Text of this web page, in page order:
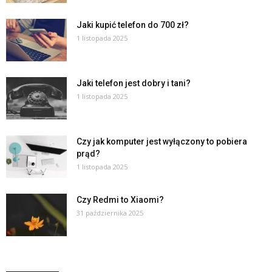
Jaki kupić telefon do 700 zł?
1 listopada 2025
Jaki telefon jest dobry i tani?
1 listopada 2025
Czy jak komputer jest wyłączony to pobiera
prąd?
1 listopada 2025
Czy Redmi to Xiaomi?
31 października 2025